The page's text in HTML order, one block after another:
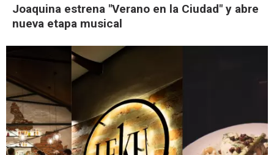
Joaquina estrena "Verano en la Ciudad" y abre
nueva etapa musical